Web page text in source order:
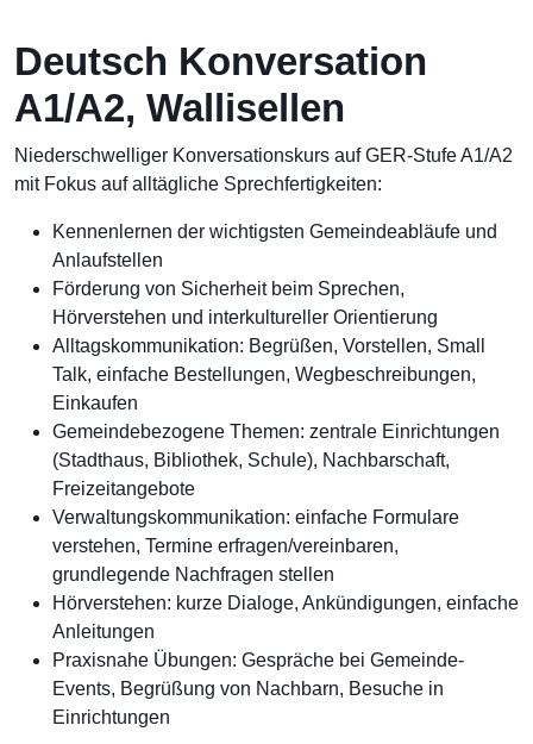
Deutsch Konversation
A1/A2, Wallisellen
Niederschwelliger Konversationskurs auf GER-Stufe A1/A2
mit Fokus auf alltägliche Sprechfertigkeiten:
Kennenlernen der wichtigsten Gemeindeabläufe und
Anlaufstellen
Förderung von Sicherheit beim Sprechen,
Hörverstehen und interkultureller Orientierung
Alltagskommunikation: Begrüßen, Vorstellen, Small
Talk, einfache Bestellungen, Wegbeschreibungen,
Einkaufen
Gemeindebezogene Themen: zentrale Einrichtungen
(Stadthaus, Bibliothek, Schule), Nachbarschaft,
Freizeitangebote
Verwaltungskommunikation: einfache Formulare
verstehen, Termine erfragen/vereinbaren,
grundlegende Nachfragen stellen
Hörverstehen: kurze Dialoge, Ankündigungen, einfache
Anleitungen
Praxisnahe Übungen: Gespräche bei Gemeinde-
Events, Begrüßung von Nachbarn, Besuche in
Einrichtungen